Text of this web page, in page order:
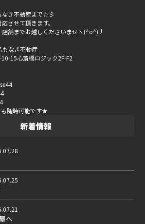
なき不動産まで☆彡
させて頂きます。
舗までお越しくださいませヽ(^o^)丿
もなき不動産
15心斎橋ロジック2F-F2
も随時可能です★
新着情報
へ